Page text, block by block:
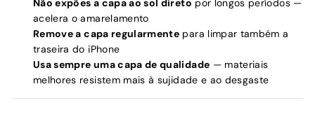
Não expões a capa ao sol direto por longos períodos —
acelera o amarelamento
Remove a capa regularmente para limpar também a
traseira do iPhone
Usa sempre uma capa de qualidade — materiais
melhores resistem mais à sujidade e ao desgaste